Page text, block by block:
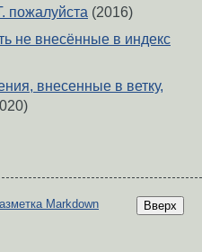
пожалуйста (2016)
не внесённые в индекс
внесенные в ветку,
Вверх
Markdown